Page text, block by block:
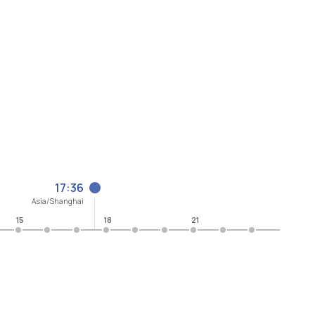
17:36
Asia/Shanghai
15 18 21